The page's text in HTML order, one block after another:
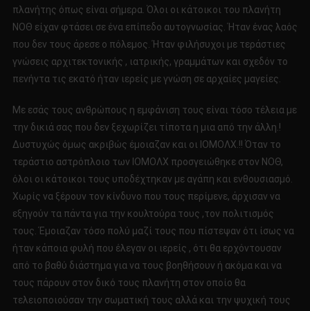
πλανήτης όπως είναι σήμερα. Όλοι οι κάτοικοι του πλανήτη
ΝΟΘ είχαν φτάσει σε ένα επίπεδο αυτογνωσίας. Ήταν ένας λαός
που δεν τους άρεσε ο πόλεμος. Ήταν φιλήσυχοι με τεράστιες
γνώσεις αρχιτεκτονικής , ιατρικής, γραμμάτων και σχεδόν το
πενήντα τις εκατό ήταν ιερείς με γνώση σε αρχαίες μαγείες.
Με εσάς τους ανθρώπους η εμφάνιση τους είναι τόσο τέλεια με
την δικιά σας που δεν ξεχωρίζει τίποτα η μια από την άλλη.!
Δυστυχώς όμως ακριβώς έμοιαζαν και οι ΙΟΜΟΛΧ.!! Όταν το
τεράστιο αστρόπλοιο των ΙΟΜΟΛΧ προσγειώθηκε στον ΝΟΘ,
όλοι οι κάτοικοι τους υποδέχτηκαν με αγάπη και ενθουσιασμό.
Χωρίς να ξέρουν τον κίνδυνο που τους περίμενε, άρχισαν να
εξηγούν τα πάντα για την κουλτούρα τους ,τον πολιτισμός
τους. Έμοιαζαν τόσο πολύ μαζί τους που πίστεψαν ότι ίσως να
ήταν κάποια φυλή που έλεγαν οι ιερείς , ότι θα ερχόντουσαν
από το βαθύ διάστημα για να τους βοηθήσουν ή ακόμα και να
τους πάρουν στον δικό τους πλανήτη στον οποίο θα
τελειοποιούσαν την σωματική τους αλλά και την ψυχική τους